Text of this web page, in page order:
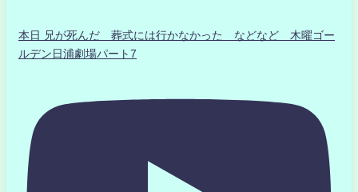
本日 兄が死んだ 葬式には行かなかった などなど 木曜ゴー
ルデン日浦劇場パート7